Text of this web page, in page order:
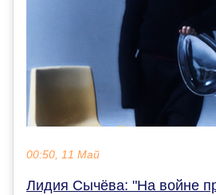
00:50, 11 Май
Лидия Сычёва: "На войне